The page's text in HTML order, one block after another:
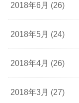
2018年6月 (26)
2018年5月 (24)
2018年4月 (26)
2018年3月 (27)